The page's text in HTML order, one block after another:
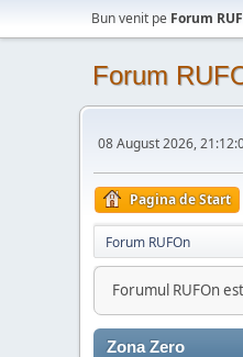
Bun venit pe Forum
Forum
08 August 2026,
Pagina de Start
Forum RUFOn
Forumul RUFOn
Zona Zero